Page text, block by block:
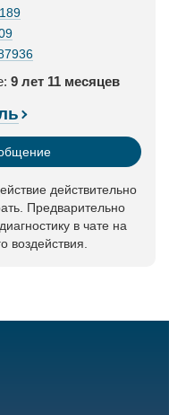
189
9 лет 11 месяцев
действительно
Предварительно
в чате на
воздействия.